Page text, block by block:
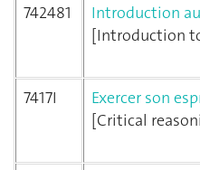
742481
Introduction
[Introduction
7417I
Exercer son
[Critical